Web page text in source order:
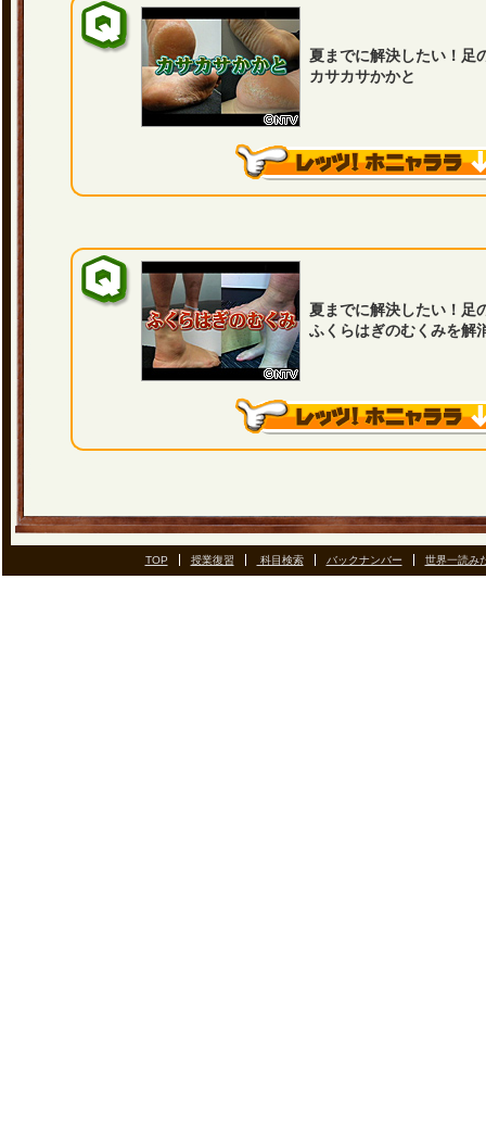
夏までに解決したい！足
カサカサかかと
夏までに解決したい！足
ふくらはぎのむくみを解
TOP 授業復習 科目検索 バックナンバー 世界一読み